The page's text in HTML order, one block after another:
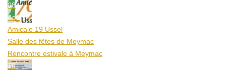
08
Aoû
Amicale 19 Ussel
Salle des fêtes de Meymac
Rencontre estivale à Meymac
10